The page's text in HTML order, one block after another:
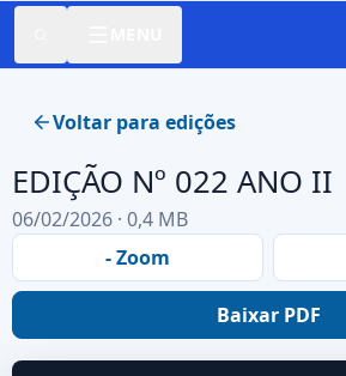
Voltar para edições
EDIÇÃO Nº 022 ANO II
06/02/2026 · 0,4 MB
- Zoom
Baixar PDF